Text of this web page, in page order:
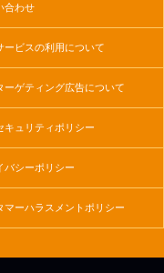
合わせ
ービスの利用について
ーゲティング広告について
キュリティポリシー
バシーポリシー
マーハラスメントポリシー